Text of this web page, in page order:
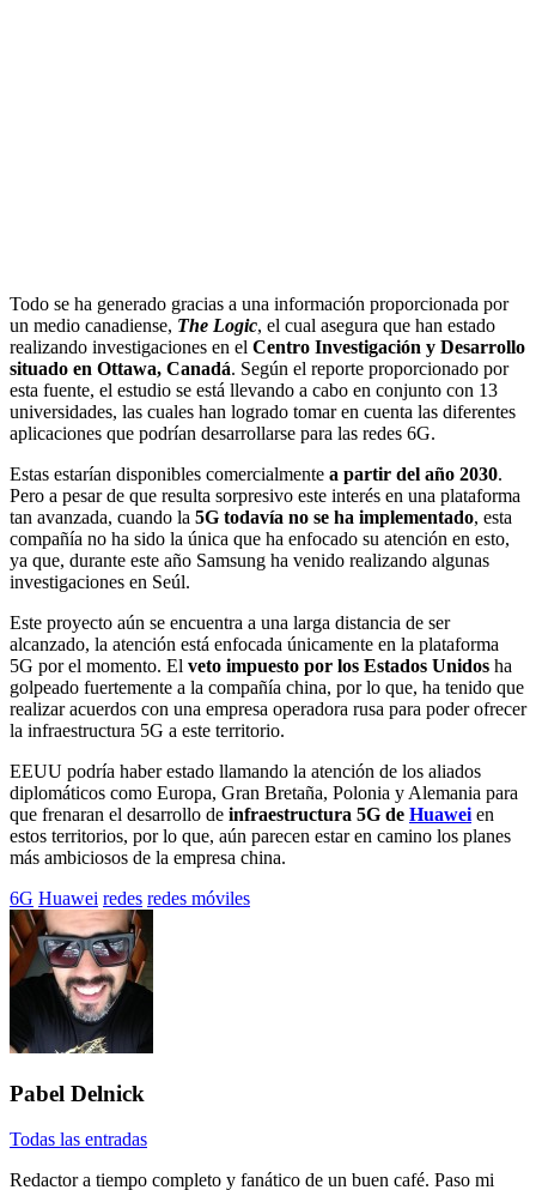
Todo se ha generado gracias a una información proporcionada por
un medio canadiense, The Logic, el cual asegura que han estado
realizando investigaciones en el Centro Investigación y Desarrollo
situado en Ottawa, Canadá. Según el reporte proporcionado por
esta fuente, el estudio se está llevando a cabo en conjunto con 13
universidades, las cuales han logrado tomar en cuenta las diferentes
aplicaciones que podrían desarrollarse para las redes 6G.
Estas estarían disponibles comercialmente a partir del año 2030.
Pero a pesar de que resulta sorpresivo este interés en una plataforma
tan avanzada, cuando la 5G todavía no se ha implementado, esta
compañía no ha sido la única que ha enfocado su atención en esto,
ya que, durante este año Samsung ha venido realizando algunas
investigaciones en Seúl.
Este proyecto aún se encuentra a una larga distancia de ser
alcanzado, la atención está enfocada únicamente en la plataforma
5G por el momento. El veto impuesto por los Estados Unidos ha
golpeado fuertemente a la compañía china, por lo que, ha tenido que
realizar acuerdos con una empresa operadora rusa para poder ofrecer
la infraestructura 5G a este territorio.
EEUU podría haber estado llamando la atención de los aliados
diplomáticos como Europa, Gran Bretaña, Polonia y Alemania para
que frenaran el desarrollo de infraestructura 5G de Huawei en
estos territorios, por lo que, aún parecen estar en camino los planes
más ambiciosos de la empresa china.
Etiquetado
con:
6G Huawei redes redes móviles
Pabel Delnick
Todas las entradas
Redactor a tiempo completo y fanático de un buen café. Paso mi